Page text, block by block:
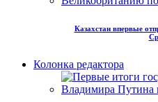
Казахстан впервые
Колонка редактора